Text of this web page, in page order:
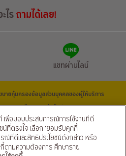
ไรถามได้เลย!
แชทผ่านไลน์
บายคุ้มครองข้อมูลส่วนบุคคลของผู้ให้บริการ
ารกรุงศรีอยุธยา จำกัด (มหาชน) และ
ตอล ออโต้ ลีส จำกัด (มหาชน)
าได้ที่
เพื่อมอบประสบการณ์การใช้งานที่ดี
น์ที่ตรงใจ เลือก 'ยอมรับคุกกี้
ณ์ที่ดีและสิทธิประโยชน์ดังกล่าว หรือ
ตามความต้องการ ศึกษาราย